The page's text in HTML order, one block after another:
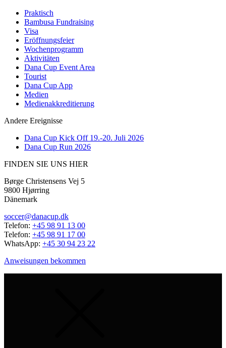
Praktisch
Bambusa Fundraising
Visa
Eröffnungsfeier
Wochenprogramm
Aktivitäten
Dana Cup Event Area
Tourist
Dana Cup App
Medien
Medienakkreditierung
Andere Ereignisse
Dana Cup Kick Off 19.-20. Juli 2026
Dana Cup Run 2026
FINDEN SIE UNS HIER
Børge Christensens Vej 5
9800 Hjørring
Dänemark
soccer@danacup.dk
Telefon: +45 98 91 13 00
Telefon: +45 98 91 17 00
WhatsApp: +45 30 94 23 22
Anweisungen bekommen